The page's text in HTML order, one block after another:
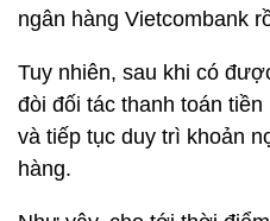
ngân hàng Vietcombank
Tuy nhiên, sau khi có
đòi đối tác thanh toán
và tiếp tục duy trì khoản
hàng.